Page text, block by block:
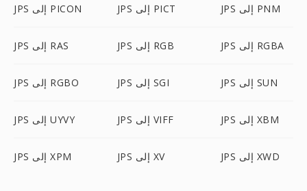
JPS إلى PICON JPS إلى PICT JPS إلى PNM
JPS إلى RAS JPS إلى RGB JPS إلى RGBA
JPS إلى RGBO JPS إلى SGI JPS إلى SUN
JPS إلى UYVY JPS إلى VIFF JPS إلى XBM
JPS إلى XPM JPS إلى XV JPS إلى XWD